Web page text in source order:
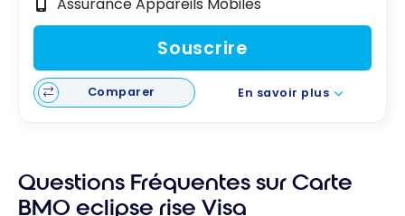
Assurance Appareils Mobiles
Souscrire
Comparer En savoir plus
Questions Fréquentes sur Carte
BMO eclipse rise Visa